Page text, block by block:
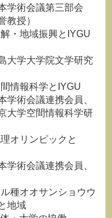
術会議第三部会
教授）
・地域振興とIYGU
大学院文学研究
情報科学とIYGU
会議連携会員、
情報科学研
オリンピックと
会議連携会員、
種オオサンショウウ
地域